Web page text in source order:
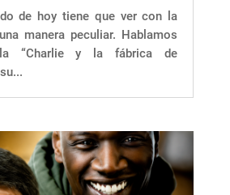
de hoy tiene que ver con la
manera peculiar. Hablamos
“Charlie y la fábrica de